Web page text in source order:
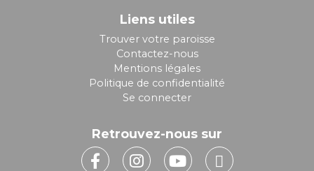
Liens utiles
Trouver votre paroisse
Contactez-nous
Mentions légales
Politique de confidentialité
Se connecter
Retrouvez-nous sur